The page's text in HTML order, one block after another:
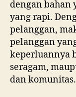
dengan bahan
yang rapi.
pelanggan,
pelanggan
keperluannya
seragam,
dan komunitas.